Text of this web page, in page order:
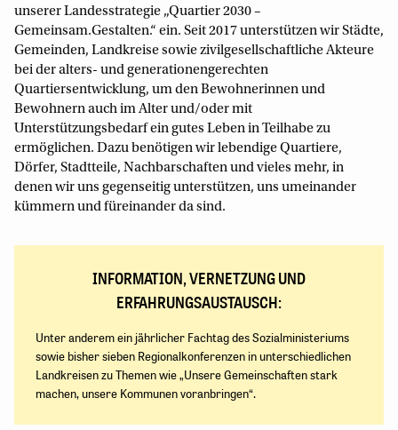
unserer Landesstrategie „Quartier 2030 –
Gemeinsam.Gestalten.“ ein. Seit 2017 unterstützen wir Städte,
Gemeinden, Landkreise sowie zivilgesellschaftliche Akteure
bei der alters- und generationengerechten
Quartiersentwicklung, um den Bewohnerinnen und
Bewohnern auch im Alter und/oder mit
Unterstützungsbedarf ein gutes Leben in Teilhabe zu
ermöglichen. Dazu benötigen wir lebendige Quartiere,
Dörfer, Stadtteile, Nachbarschaften und vieles mehr, in
denen wir uns gegenseitig unterstützen, uns umeinander
kümmern und füreinander da sind.
INFORMATION, VERNETZUNG UND
ERFAHRUNGSAUSTAUSCH:
Unter anderem ein jährlicher Fachtag des Sozialministeriums
sowie bisher sieben Regionalkonferenzen in unterschiedlichen
Landkreisen zu Themen wie „Unsere Gemeinschaften stark
machen, unsere Kommunen voranbringen“.